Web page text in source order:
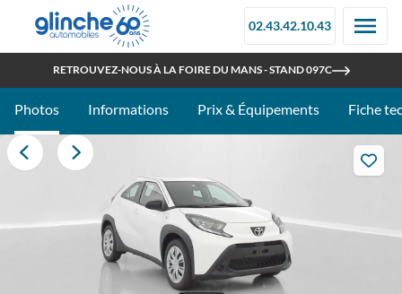
02.43.42.10.43
RETROUVEZ-NOUS À LA FOIRE DU MANS - STAND 097C
OUVERT TOUT L'ÉTÉ
Photos Informations Prix & Équipements Fiche